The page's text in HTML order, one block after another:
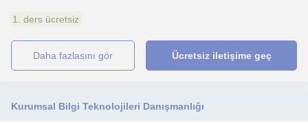
1. ders ücretsiz
daha fazlasını gör Ücretsiz iletişime geç
Kurumsal Bilgi Teknolojileri Danışmanlığı